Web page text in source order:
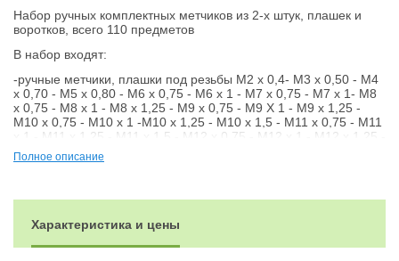
Набор ручных комплектных метчиков из 2-х штук, плашек и
воротков, всего 110 предметов
В набор входят:
-ручные метчики, плашки под резьбы М2 x 0,4- M3 x 0,50 - M4
x 0,70 - M5 x 0,80 - M6 x 0,75 - M6 x 1 - M7 x 0,75 - M7 x 1- M8
x 0,75 - M8 x 1 - M8 x 1,25 - M9 x 0,75 - M9 X 1 - M9 x 1,25 -
M10 x 0,75 - M10 x 1 -M10 x 1,25 - M10 x 1,5 - M11 x 0,75 - M11
x 1 - M11 x 1,25 - M11 x 1,5 - M12 x 0,75 - M12 x 1 - M12 x 1,25 -
M12 x 1,5 - M12 x 1,75 - M14 x 1 - M14 x 1,25 - M14 x 1,5 - M14
x 2 - M16 x 1 - M16 x 1,5 - M16 x 2 - M18 x 1,5
Полное описание
Характеристика и цены